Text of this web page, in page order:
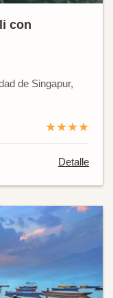
con
de Singapur,
★★★★
Detalle